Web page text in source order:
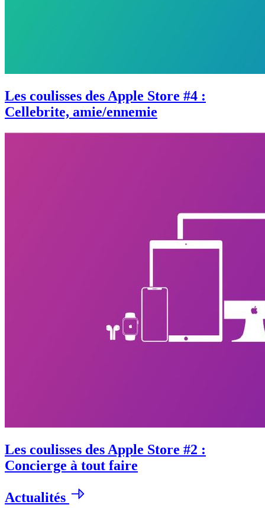
Les coulisses des Apple Store #4 :
Cellebrite, amie/ennemie
Les coulisses des Apple Store #2 :
Concierge à tout faire
Actualités